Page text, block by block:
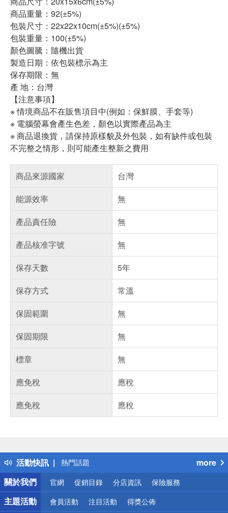
商品重量：92(±5%)
包裝尺寸：22x22x10cm(±5%)(±5%)
包裝重量：100(±5%)
顏色圖騰：隨機出貨
製造日期：依包裝標示為主
保存期限：無
產 地：台灣
【注意事項】
※ 情境商品不在販售項目中(例如：保鮮膜、手套等)
※ 電腦螢幕會產生色差，顏色以實際產品為主
※ 商品退換貨，請保持原樣貌及外包裝，如有缺件或包裝
不完整之情形，則可能產生整新之費用
商品來源國家
台灣
能源效率
無
產品責任險
無
產品核准字號
無
保存天數
5年
保存方式
常溫
保固範圍
無
保固期限
無
標章
無
應免稅
應稅
應免稅
應稅
活動快訊
得獎公告
熱門話題
銀行優惠
偏遠地區配送
詐騙網頁！請小心！
more
關於我們
官網 促銷目錄 分店資訊 保險服務
主題活動 會員活動 注目活動 得獎公佈